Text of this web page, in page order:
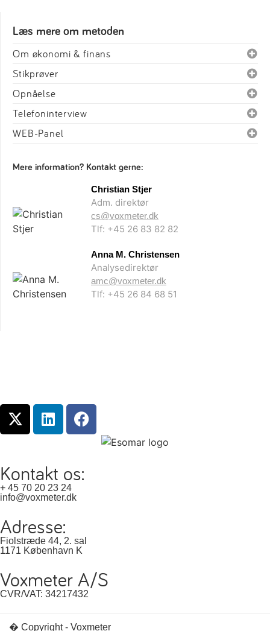
Læs mere om metoden
Om økonomi & finans
Stikprøver
Opnåelse
Telefoninterview
WEB-Panel
Mere information? Kontakt gerne:
Christian Stjer
Adm. direktør
cs@voxmeter.dk
Tlf: +45 26 83 82 82
Anna M. Christensen
Analysedirektør
amc@voxmeter.dk
Tlf: +45 26 84 68 51
Kontakt os:
+ 45 70 20 23 24
info@voxmeter.dk
Adresse:
Fiolstræde 44, 2. sal
1171 København K
Voxmeter A/S
CVR/VAT: 34217432
� Copyright - Voxmeter